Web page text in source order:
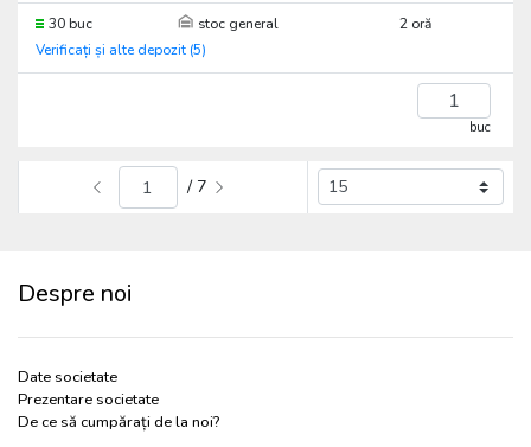
30 buc stoc general
2 oră
Verificați și alte depozit (5)
buc
/ 7
Despre noi
Date societate
Prezentare societate
De ce să cumpărați de la noi?